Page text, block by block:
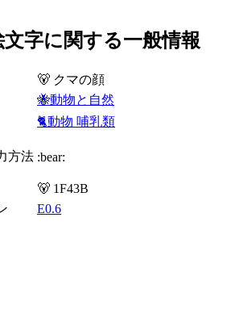
字に関する一般情報
🐻 クマの顔
🐝動物と自然
🐈動物 哺乳類
方法 :bear:
🐻 1F43B
E0.6